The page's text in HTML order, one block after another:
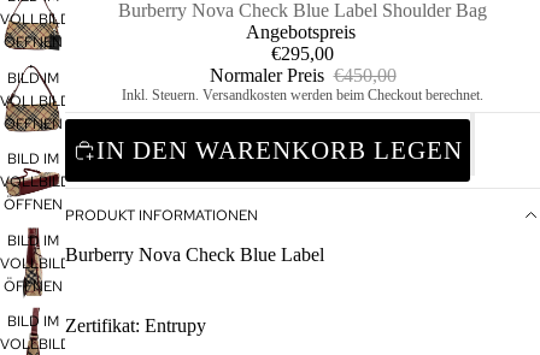
VOLLBILDMODUS
ÖFFNEN
BILD IM
VOLLBILDMODUS
ÖFFNEN
BILD IM
VOLLBILDMODUS
ÖFFNEN
BILD IM
VOLLBILDMODUS
ÖFFNEN
BILD IM
VOLLBILDMODUS
Burberry Nova Check Blue Label Shoulder Bag
Angebotspreis
€295,00
Normaler Preis €450,00
Inkl. Steuern. Versandkosten werden beim Checkout berechnet.
IN DEN WARENKORB LEGEN
PRODUKT INFORMATIONEN
Burberry Nova Check Blue Label
Zertifikat: Entrupy